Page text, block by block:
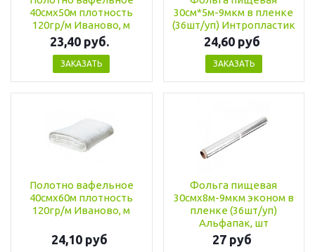
40смх50м плотность
120гр/м Иваново, м
23,40 руб.
ЗАКАЗАТЬ
30см*5м-9мкм в пленке
(36шт/уп) Интропластик
24,60 руб
ЗАКАЗАТЬ
Полотно вафельное
40смх60м плотность
120гр/м Иваново, м
24,10 руб
Фольга пищевая
30смх8м-9мкм эконом в
пленке (36шт/уп)
Альфапак, шт
27 руб